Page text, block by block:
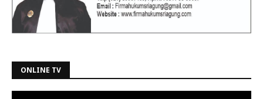
ONLINE TV